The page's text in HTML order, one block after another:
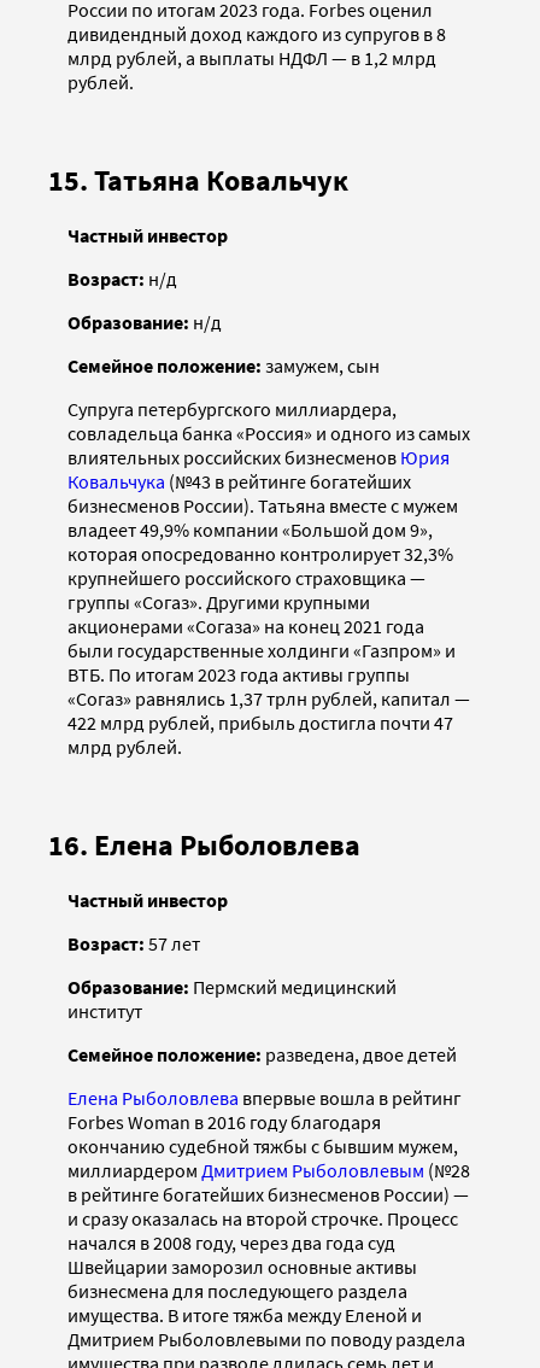
России по итогам 2023 года. Forbes оценил
дивидендный доход каждого из супругов в 8
млрд рублей, а выплаты НДФЛ — в 1,2 млрд
рублей.
15. Татьяна Ковальчук
Частный инвестор
Возраст: н/д
Образование: н/д
Семейное положение: замужем, сын
Супруга петербургского миллиардера,
совладельца банка «Россия» и одного из самых
влиятельных российских бизнесменов Юрия
Ковальчука (№43 в рейтинге богатейших
бизнесменов России). Татьяна вместе с мужем
владеет 49,9% компании «Большой дом 9»,
которая опосредованно контролирует 32,3%
крупнейшего российского страховщика —
группы «Согаз». Другими крупными
акционерами «Согаза» на конец 2021 года
были государственные холдинги «Газпром» и
ВТБ. По итогам 2023 года активы группы
«Согаз» равнялись 1,37 трлн рублей, капитал —
422 млрд рублей, прибыль достигла почти 47
млрд рублей.
16. Елена Рыболовлева
Частный инвестор
Возраст: 57 лет
Образование: Пермский медицинский
институт
Семейное положение: разведена, двое детей
Елена Рыболовлева впервые вошла в рейтинг
Forbes Woman в 2016 году благодаря
окончанию судебной тяжбы с бывшим мужем,
миллиардером Дмитрием Рыболовлевым (№28
в рейтинге богатейших бизнесменов России) —
и сразу оказалась на второй строчке. Процесс
начался в 2008 году, через два года суд
Швейцарии заморозил основные активы
бизнесмена для последующего раздела
имущества. В итоге тяжба между Еленой и
Дмитрием Рыболовлевыми по поводу раздела
имущества при разводе длилась семь лет и